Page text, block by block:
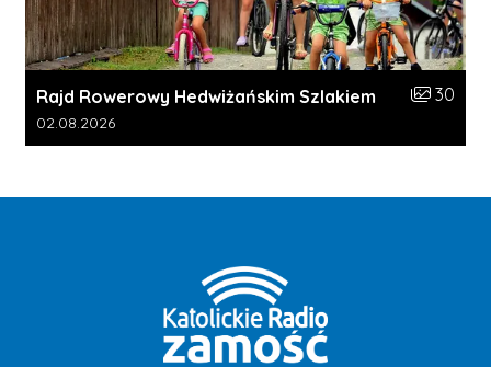
Rajd Rowerowy Hedwiżańskim Szlakiem Liczba
30
Data dodania galerii:
02.08.2026